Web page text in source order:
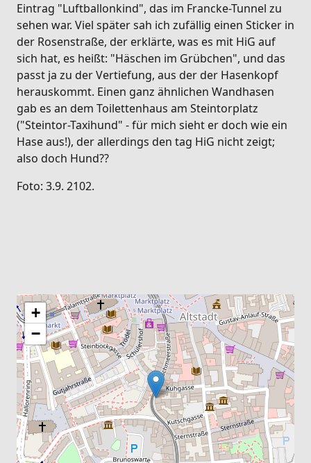
Eintrag "Luftballonkind", das im Francke-Tunnel zu
sehen war. Viel später sah ich zufällig einen Sticker in
der Rosenstraße, der erklärte, was es mit HiG auf
sich hat, es heißt: "Häschen im Grübchen", und das
passt ja zu der Vertiefung, aus der der Hasenkopf
herauskommt. Einen ganz ähnlichen Wandhasen
gab es an dem Toilettenhaus am Steintorplatz
("Steintor-Taxihund" - für mich sieht er doch wie ein
Hase aus!), der allerdings den tag HiG nicht zeigt;
also doch Hund??
Foto: 3.9. 2102.
+
−